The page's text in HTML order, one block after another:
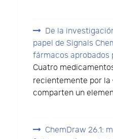
De la
papel de Signals
fármacos aprobados
Cuatro
recientemente por la
comparten un
ChemDraw 26.1: